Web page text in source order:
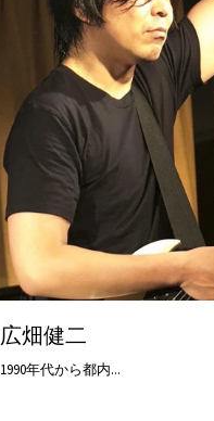
広畑健二
1990年代から都内...